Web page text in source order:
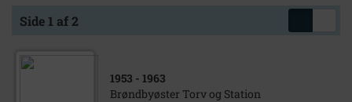
Side 1 af 2
1953 - 1963
Brøndbyøster Torv og Station